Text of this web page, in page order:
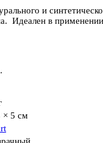
и
Идеален в
× 5 см